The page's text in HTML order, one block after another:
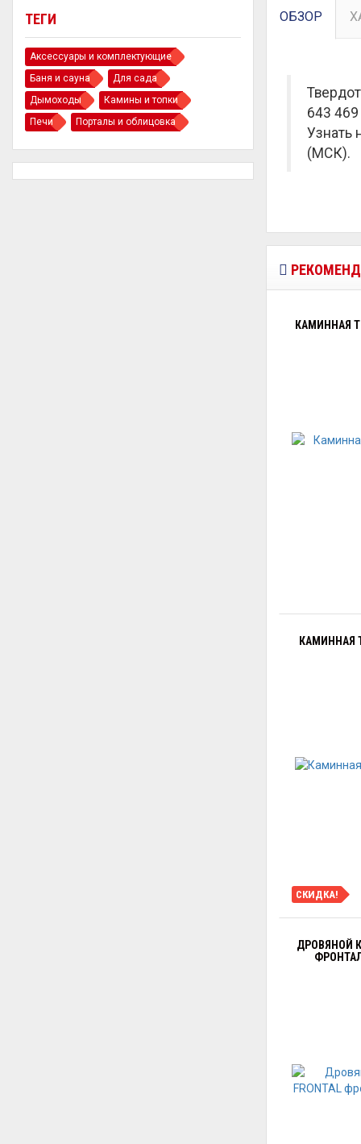
ТЕГИ
Аксессуары и комплектующие
Баня и сауна
Для сада
Дымоходы
Камины и топки
Печи
Порталы и облицовка
ОБЗОР
643 469
Узнать
(МСК).
КАМИННАЯ
КАМИННАЯ
СКИДКА!
ДРОВЯНОЙ